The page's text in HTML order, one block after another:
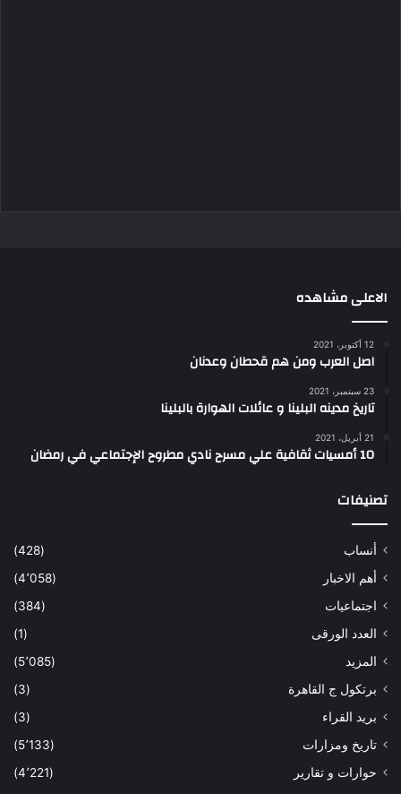
الاعلى مشاهده
12 أكتوبر، 2021
اصل العرب ومن هم قحطان وعدنان
23 سبتمبر، 2021
تاريخ مدينه البلينا و عائلات الهوارة بالبلينا
21 أبريل، 2021
10 أمسيات ثقافية علي مسرح نادي مطروح الإجتماعي في رمضان
تصنيفات
أنساب
(428)
أهم الاخبار
(4٬058)
اجتماعيات
(384)
العدد الورقى
(1)
المزيد
(5٬085)
برتكول ج القاهرة
(3)
بريد القراء
(3)
تاريخ ومزارات
(5٬133)
حوارات و تقارير
(4٬221)